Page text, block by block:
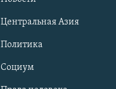
Центральная Азия
Политика
Социум